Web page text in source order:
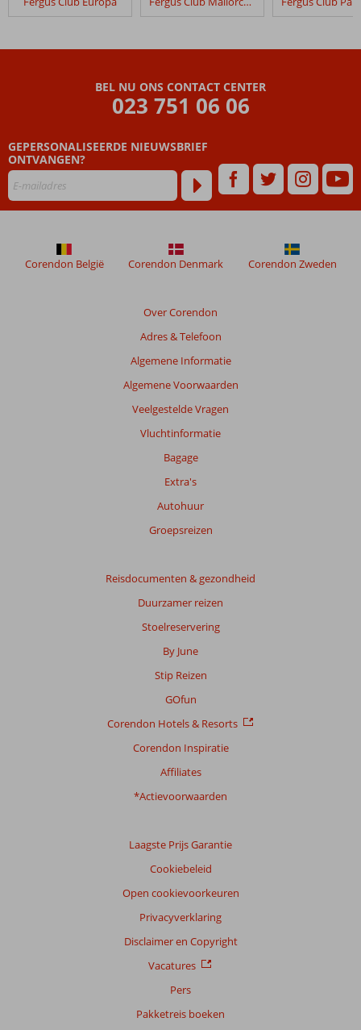
BEL NU ONS CONTACT CENTER
023 751 06 06
GEPERSONALISEERDE NIEUWSBRIEF
ONTVANGEN?
Over Corendon
Adres & Telefoon
Algemene Informatie
Algemene Voorwaarden
Veelgestelde Vragen
Vluchtinformatie
Bagage
Extra's
Autohuur
Groepsreizen
Reisdocumenten & gezondheid
Duurzamer reizen
Stoelreservering
By June
Stip Reizen
GOfun
Corendon Hotels & Resorts
Corendon Inspiratie
Affiliates
*Actievoorwaarden
Laagste Prijs Garantie
Cookiebeleid
Open cookievoorkeuren
Privacyverklaring
Disclaimer en Copyright
Vacatures
Pers
Pakketreis boeken
Corendon België Corendon Denmark Corendon Zweden